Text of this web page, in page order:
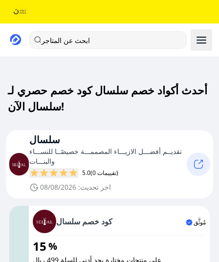
ابحث عن المتاجر
أحدث أكواد خصم سلسال كود خصم حصري لـ
سلسال الآن!
سلسال
تقديــم أفضـــل الازيـــاء المصممـــة خصيصًــا للنســـاء
والبنـــات
5.0 (0 تقييمات)
اخر تحديث: 08/08/2026
كود خصم سلسال مُوثَّق
15%
على منتجات مختارة بحد أدنى للسلة 499 ريال